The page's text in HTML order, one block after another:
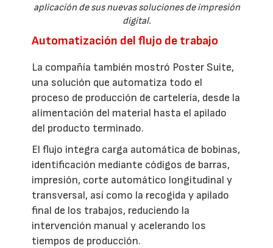
aplicación de sus nuevas soluciones de impresión
digital.
Automatización del flujo de trabajo
La compañía también mostró Poster Suite,
una solución que automatiza todo el
proceso de producción de cartelería, desde la
alimentación del material hasta el apilado
del producto terminado.
El flujo integra carga automática de bobinas,
identificación mediante códigos de barras,
impresión, corte automático longitudinal y
transversal, así como la recogida y apilado
final de los trabajos, reduciendo la
intervención manual y acelerando los
tiempos de producción.